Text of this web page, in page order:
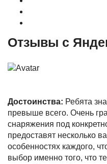
Отзывы с
Достоинства: Ребята
превыше всего. Очень
снаряжения под
предоставят несколько
особенностях каждого,
выбор именно того, что